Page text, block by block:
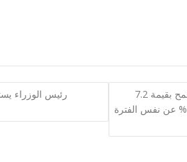
البنك الزراعي المصري يتسلم 464 ألف طن قمح بقيمة 7.2
مليار جنيه خلال شهر من بداية الموسم بزيادة 15% عن نفس الفترة
رئيس الوزراء